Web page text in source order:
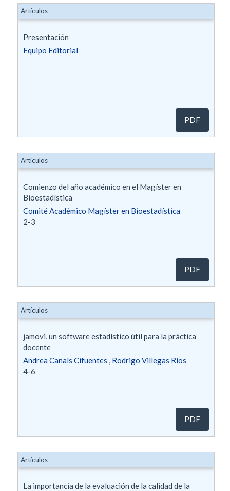
Presentación
Equipo Editorial
Artículos
PDF
Comienzo del año académico en el Magíster en
Bioestadística
Comité Académico Magíster en Bioestadística
2-3
Artículos
PDF
jamovi, un software estadístico útil para la práctica
docente
Andrea Canals Cifuentes , Rodrigo Villegas Ríos
4-6
Artículos
PDF
La importancia de la evaluación de la calidad de la
Artículos